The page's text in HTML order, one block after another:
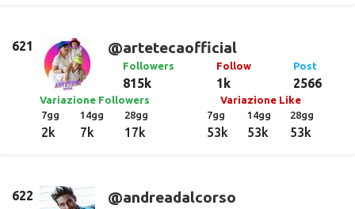
621 @artetecaofficial
Followers
815k
Follow
1k
Post
2566
Variazione Followers
7gg
2k
14gg
7k
28gg
17k
Variazione Like
7gg
53k
14gg
53k
28gg
53k
622 @andreadalcorso